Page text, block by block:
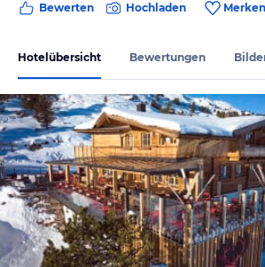
Bewerten Hochladen Merken
Hotelübersicht Bewertungen